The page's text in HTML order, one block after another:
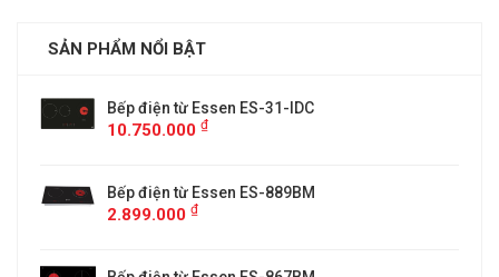
SẢN PHẨM NỔI BẬT
Bếp điện từ Essen ES-31-IDC
10.750.000 ₫
Bếp điện từ Essen ES-889BM
2.899.000 ₫